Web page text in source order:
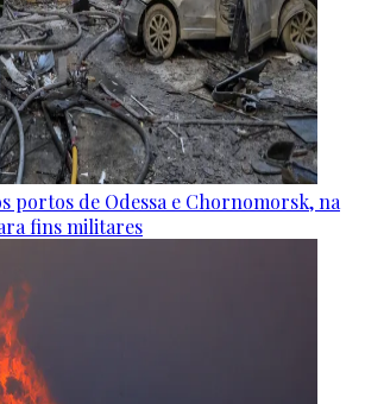
portos de Odessa e Chornomorsk, na
fins militares